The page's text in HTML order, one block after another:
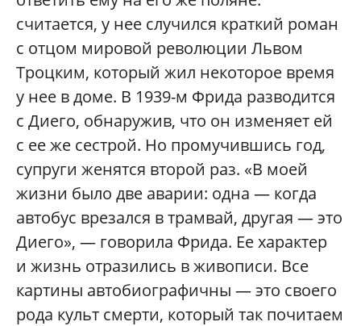
считается, у нее случился краткий роман
с отцом мировой революции Львом
Троцким, который жил некоторое время
у нее в доме. В 1939-м Фрида разводится
с Диего, обнаружив, что он изменяет ей
с ее же сестрой. Но промучившись год,
супруги женятся второй раз. «В моей
жизни было две аварии: одна — когда
автобус врезался в трамвай, другая — это
Диего», — говорила Фрида. Ее характер
и жизнь отразились в живописи. Все
картины автобиографичны — это своего
рода культ смерти, который так почитаем